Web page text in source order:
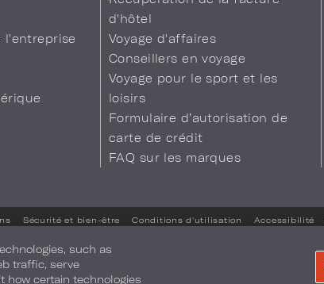
l'entreprise
d'hôtel
Voyage d'affaires
Conseillers en voyage
Voyage pour le sport et les
loisirs
Formulaire d’autorisation de
carte de crédit
FAQ sur les marques
Sécurité et bien-être Conditions d'utilisation Accessibilité
en matière de confidentialité
such as
traffic, serve
how certain technologies